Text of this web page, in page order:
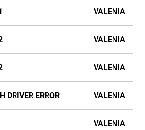
VALENIA
VALENIA
VALENIA
DRIVER ERROR VALENIA
VALENIA